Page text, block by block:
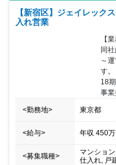
【新宿区】ジェイレック
入れ営業
【
同
～
す。
18
事業
<勤務地> 東京都
<給与> 年収 450
<募集職種>
マンショ
仕入れ, 戸